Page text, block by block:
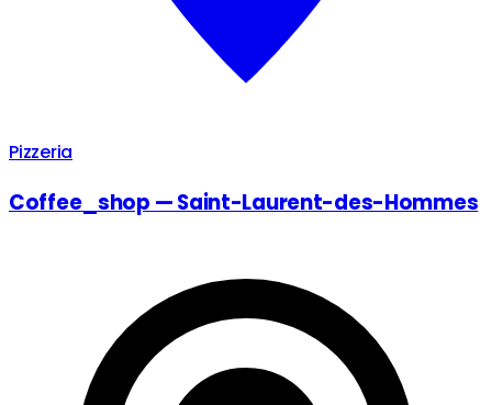
Pizzeria
Coffee_shop — Saint-Laurent-des-Hommes